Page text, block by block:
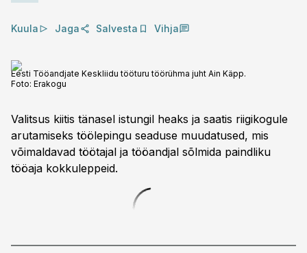
Kuula Jaga Salvesta Vihja
Eesti Tööandjate Keskliidu tööturu töörühma juht Ain Käpp.
Foto: Erakogu
Valitsus kiitis tänasel istungil heaks ja saatis riigikogule
arutamiseks töölepingu seaduse muudatused, mis
võimaldavad töötajal ja tööandjal sõlmida paindliku
tööaja kokkuleppeid.